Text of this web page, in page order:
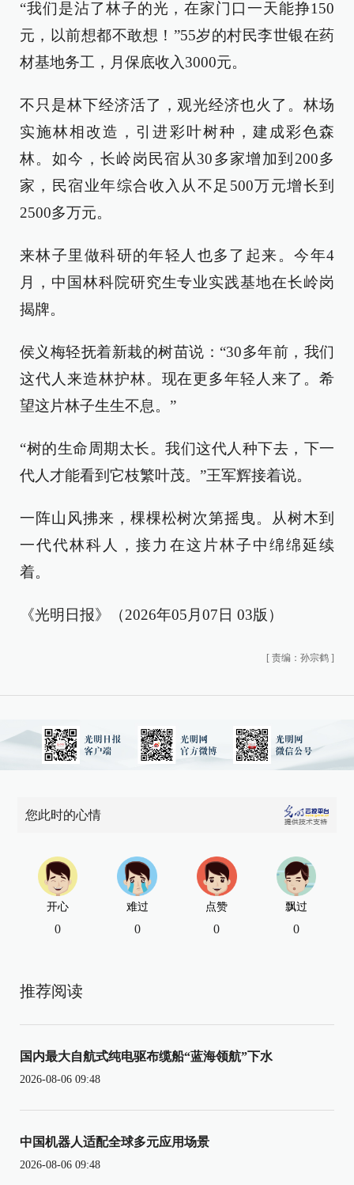
“我们是沾了林子的光，在家门口一天能挣150
元，以前想都不敢想！”55岁的村民李世银在药
材基地务工，月保底收入3000元。
不只是林下经济活了，观光经济也火了。林场
实施林相改造，引进彩叶树种，建成彩色森
林。如今，长岭岗民宿从30多家增加到200多
家，民宿业年综合收入从不足500万元增长到
2500多万元。
来林子里做科研的年轻人也多了起来。今年4
月，中国林科院研究生专业实践基地在长岭岗
揭牌。
侯义梅轻抚着新栽的树苗说：“30多年前，我们
这代人来造林护林。现在更多年轻人来了。希
望这片林子生生不息。”
“树的生命周期太长。我们这代人种下去，下一
代人才能看到它枝繁叶茂。”王军辉接着说。
一阵山风拂来，棵棵松树次第摇曳。从树木到
一代代林科人，接力在这片林子中绵绵延续
着。
《光明日报》（2026年05月07日 03版）
[ 责编：孙宗鹤 ]
您此时的心情
开心
0
难过
0
点赞
0
飘过
0
推荐阅读
国内最大自航式纯电驱布缆船“蓝海领航”下水
2026-08-06 09:48
中国机器人适配全球多元应用场景
2026-08-06 09:48